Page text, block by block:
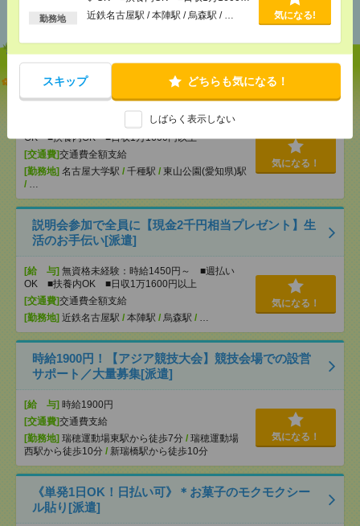
以上
勤務地 近鉄名古屋駅 / 本陣駅 / 烏森駅 / … 気になる!
スキップ どちらも気になる！
しばらく表示しない
おすすめ
【オープニング募集】おばあちゃんのお散歩付き添
いも仕事の1つ[派遣]
無資格未経験：時給1450円～ ■週払い
OK ■扶養内OK ■日収1万1600円以上
[交通費]交通費全額支給
[勤務地] 名古屋大学駅 / 千種駅 / 東山公園(愛知県)駅
/ …
気になる！
説明会参加で全員に【現金2千円相当プレゼント】生
活のお手伝い[派遣]
[給 与] 無資格未経験：時給1450円～ ■週払い
OK ■扶養内OK ■日収1万1600円以上
[交通費]交通費全額支給
[勤務地] 近鉄名古屋駅 / 本陣駅 / 烏森駅 / …
気になる！
時給1900円！【アジア競技大会】競技会場での設営
サポート／大量募集[派遣]
[給 与] 時給1900円
[交通費]交通費支給
[勤務地] 瑞穂運動場東駅から徒歩7分 / 瑞穂運動場
西駅から徒歩10分 / 新瑞橋駅から徒歩10分
気になる！
《単発1日OK！日払い可》＊お菓子のモクモクシー
ル貼り[派遣]